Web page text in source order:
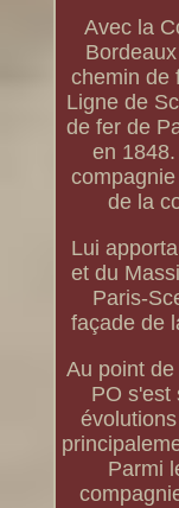
Avec la
chemin de
Ligne de
de fer de
en
de la
Lui
et du
Paris-
façade de
Au point
PO s'est
Parmi